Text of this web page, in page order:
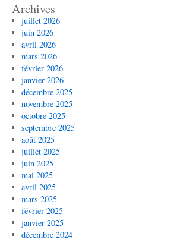
Archives
juillet 2026
juin 2026
avril 2026
mars 2026
février 2026
janvier 2026
décembre 2025
novembre 2025
octobre 2025
septembre 2025
août 2025
juillet 2025
juin 2025
mai 2025
avril 2025
mars 2025
février 2025
janvier 2025
décembre 2024